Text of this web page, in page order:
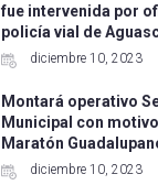
fue intervenida por
policía vial de
diciembre 10, 2023
Montará operativo
Municipal con motivo
Maratón
diciembre 10, 2023